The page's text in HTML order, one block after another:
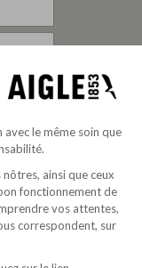
le même soin que
ainsi que ceux
fonctionnement de
vos attentes,
correspondent, sur